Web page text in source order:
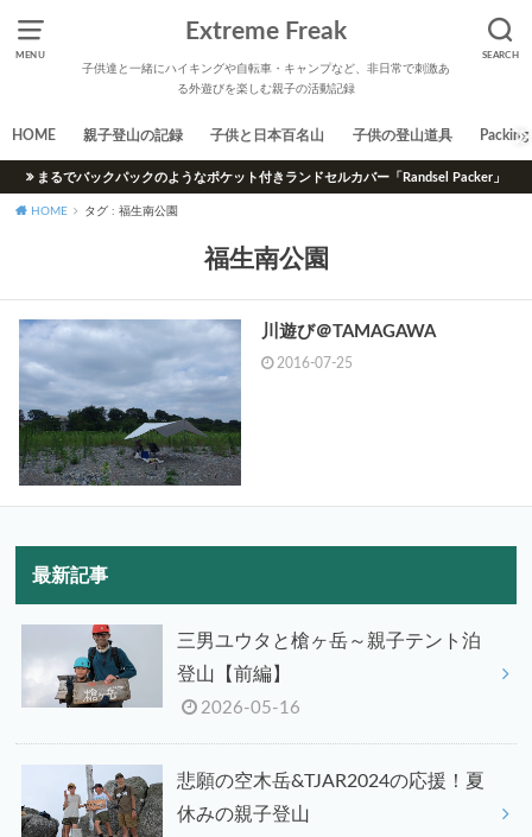
MENU SEARCH
Extreme Freak
子供達と一緒にハイキングや自転車・キャンプなど、非日常で刺激あ
る外遊びを楽しむ親子の活動記録
HOME 親子登山の記録 子供と日本百名山 子供の登山道具 Packing
まるでバックパックのようなポケット付きランドセルカバー「Randsel Packer」
HOME タグ : 福生南公園
福生南公園
川遊び＠TAMAGAWA
2016-07-25
最新記事
三男ユウタと槍ヶ岳～親子テント泊
登山【前編】
2026-05-16
悲願の空木岳&TJAR2024の応援！夏
休みの親子登山